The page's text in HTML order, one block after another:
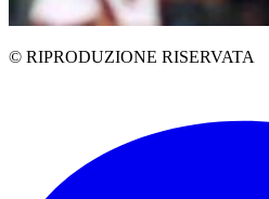
© RIPRODUZIONE RISERVATA